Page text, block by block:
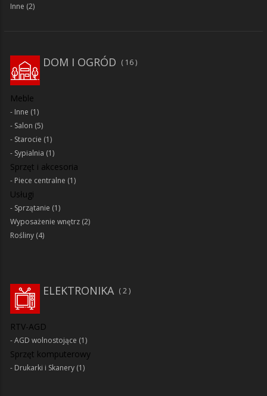
Inne (2)
DOM I OGRÓD 16
Meble
Inne (1)
Salon (5)
Starocie (1)
Sypialnia (1)
Sprzęt i akcesoria
Piece centralne (1)
Usługi
Sprzątanie (1)
Wyposażenie wnętrz (2)
Rośliny (4)
2
ELEKTRONIKA
RTV-AGD
AGD wolnostojące (1)
Sprzęt komputerowy
Drukarki i Skanery (1)